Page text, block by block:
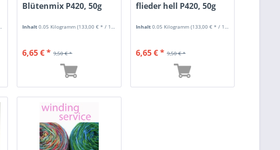
Blütenmix P420, 50g
Inhalt0.05 Kilogramm(133,00 € * / 1 Kilogramm)
9,50 € *
6,65 € *
flieder hell P420, 50g
Inhalt 0.05 Kilogramm (133,00 € * / 1 Kilogramm)
9,50 € *
6,65 € *